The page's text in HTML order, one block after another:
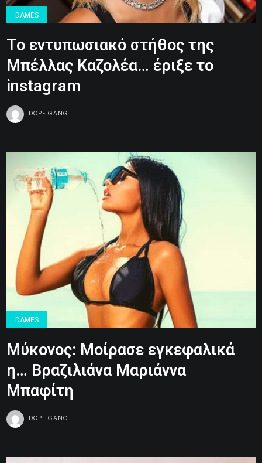
DAMES
Tο εντυπωσιακό στήθος της
Μπέλλας Καζολέα… έριξε το
instagram
DOPE GANG
DAMES
Mύκονος: Μοίρασε εγκεφαλικά
η… Βραζιλιάνα Μαριάννα
Μπαφίτη
DOPE GANG